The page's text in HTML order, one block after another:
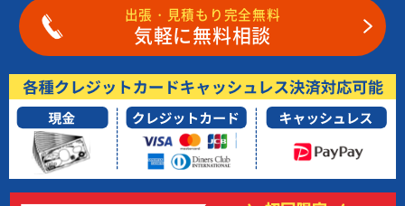
出張・見積もり完全無料
気軽に無料相談